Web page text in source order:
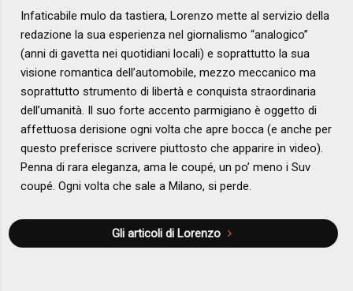
Infaticabile mulo da tastiera, Lorenzo mette al servizio della
redazione la sua esperienza nel giornalismo “analogico”
(anni di gavetta nei quotidiani locali) e soprattutto la sua
visione romantica dell’automobile, mezzo meccanico ma
soprattutto strumento di libertà e conquista straordinaria
dell’umanità. Il suo forte accento parmigiano è oggetto di
affettuosa derisione ogni volta che apre bocca (e anche per
questo preferisce scrivere piuttosto che apparire in video).
Penna di rara eleganza, ama le coupé, un po’ meno i Suv
coupé. Ogni volta che sale a Milano, si perde.
Gli articoli di Lorenzo